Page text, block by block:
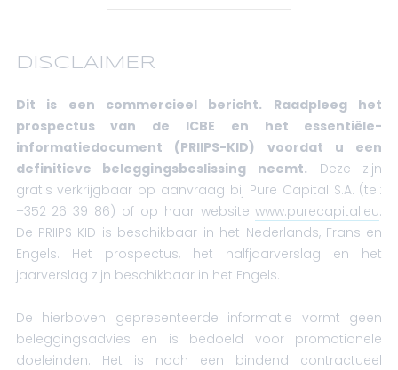
DISCLAIMER
Dit is een commercieel bericht. Raadpleeg het
prospectus van de ICBE en het essentiële-
informatiedocument (PRIIPS-KID) voordat u een
definitieve beleggingsbeslissing neemt. Deze zijn
gratis verkrijgbaar op aanvraag bij Pure Capital S.A. (tel:
+352 26 39 86) of op haar websitewww.purecapital.eu.
De PRIIPS KID is beschikbaar in het Nederlands, Frans en
Engels. Het prospectus, het halfjaarverslag en het
jaarverslag zijn beschikbaar in het Engels.
De hierboven gepresenteerde informatie vormt geen
beleggingsadvies en is bedoeld voor promotionele
doeleinden. Het is noch een bindend contractueel